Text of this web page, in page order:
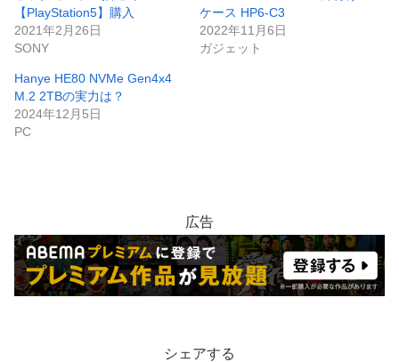
【PlayStation5】購入
2021年2月26日
SONY
ケース HP6-C3
2022年11月6日
ガジェット
Hanye HE80 NVMe Gen4x4
M.2 2TBの実力は？
2024年12月5日
PC
広告
シェアする